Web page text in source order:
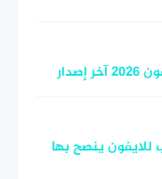
للايفون ينصح بها